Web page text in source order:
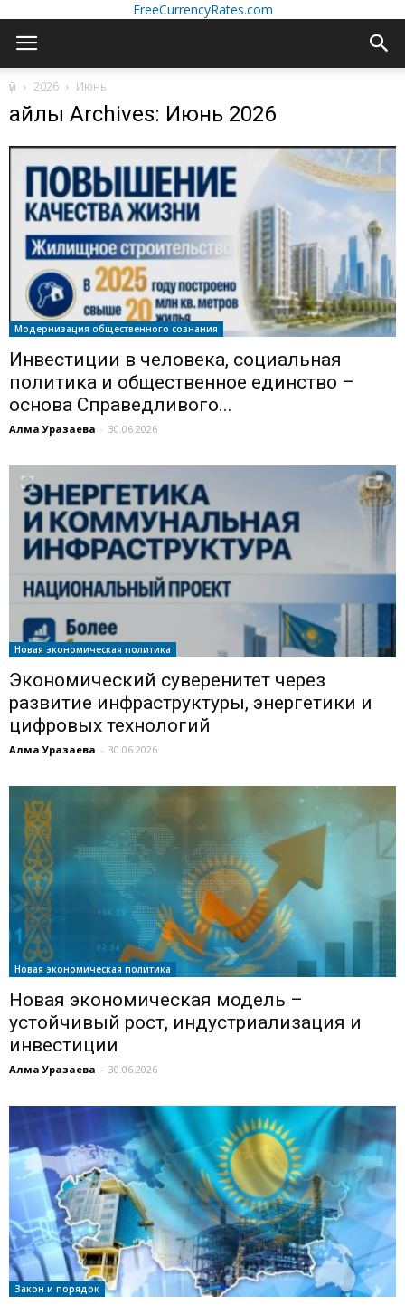
FreeCurrencyRates.com
үй 2026 Июнь
айлық Archives: Июнь 2026
Модернизация общественного сознания
Инвестиции в человека, социальная
политика и общественное единство –
основа Справедливого...
Алма Уразаева - 30.06.2026
Новая экономическая политика
Экономический суверенитет через
развитие инфраструктуры, энергетики и
цифровых технологий
Алма Уразаева - 30.06.2026
Новая экономическая политика
Новая экономическая модель –
устойчивый рост, индустриализация и
инвестиции
Алма Уразаева - 30.06.2026
Закон и порядок